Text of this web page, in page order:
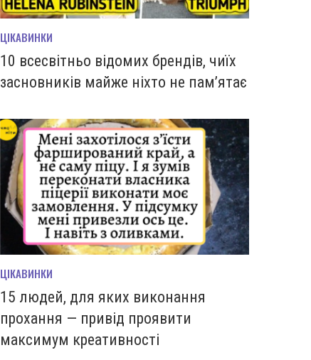
ЦІКАВИНКИ
10 всесвітньо відомих брендів, чиїх
засновників майже ніхто не пам’ятає
ЦІКАВИНКИ
15 людей, для яких виконання
прохання — привід проявити
максимум креативності